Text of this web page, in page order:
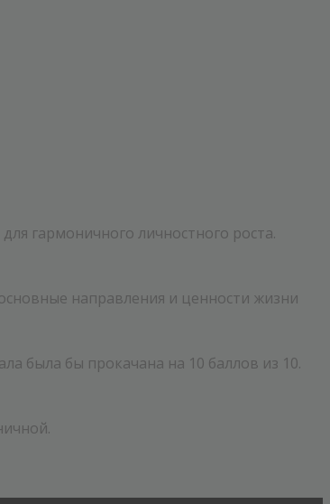
гармоничного личностного роста.
направления и ценности жизни
была бы прокачана на 10 баллов из 10.